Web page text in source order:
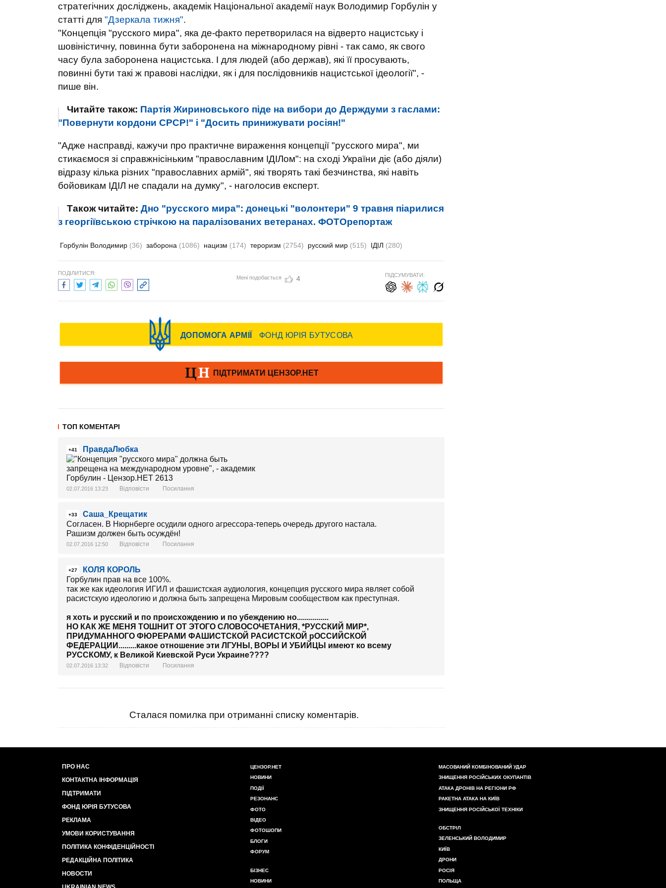
стратегічних досліджень, академік Національної академії наук Володимир Горбулін у
статті для "Дзеркала тижня".
"Концепція "русского мира", яка де-факто перетворилася на відверто нацистську і
шовіністичну, повинна бути заборонена на міжнародному рівні - так само, як свого
часу була заборонена нацистська. І для людей (або держав), які її просувають,
повинні бути такі ж правові наслідки, як і для послідовників нацистської ідеології", -
пише він.
Читайте також: Партія Жириновського піде на вибори до Держдуми з гаслами:
"Повернути кордони СРСР!" і "Досить принижувати росіян!"
"Адже насправді, кажучи про практичне вираження концепції "русского мира", ми
стикаємося зі справжнісіньким "православним ІДІЛом": на сході України діє (або діяли)
відразу кілька різних "православних армій", які творять такі безчинства, які навіть
бойовикам ІДІЛ не спадали на думку", - наголосив експерт.
Також читайте: Дно "русского мира": донецькі "волонтери" 9 травня піарилися
з георгіївською стрічкою на паралізованих ветеранах. ФОТОрепортаж
Горбулін Володимир (36) заборона (1086) нацизм (174) тероризм (2754) русский мир (515) ІДІЛ (280)
ПОДІЛИТИСЯ:
Мені подобається 4 ПІДСУМУВАТИ:
ТОП КОМЕНТАРІ
+41 ПравдаЛюбка
02.07.2016 13:23 Відповісти Посилання
+33
Саша_Крещатик
Согласен. В Нюрнберге осудили одного агрессора-теперь очередь другого настала.
Рашизм должен быть осуждён!
02.07.2016 12:50 Відповісти Посилання
+27
КОЛЯ КОРОЛЬ
Горбулин прав на все 100%.
так же как идеология ИГИЛ и фашистская аудиология, концепция русского мира являет собой
расистскую идеологию и должна быть запрещена Мировым сообществом как преступная.
я хоть и русский и по происхождению и по убеждению но................
НО КАК ЖЕ МЕНЯ ТОШНИТ ОТ ЭТОГО СЛОВОСОЧЕТАНИЯ, *РУССКИЙ МИР*,
ПРИДУМАННОГО ФЮРЕРАМИ ФАШИСТСКОЙ РАСИСТСКОЙ рОССИЙСКОЙ
ФЕДЕРАЦИИ.........какое отношение эти ЛГУНЫ, ВОРЫ И УБИЙЦЫ имеют ко всему
РУССКОМУ, к Великой Киевской Руси Украине????
02.07.2016 13:32 Відповісти Посилання
Сталася помилка при отриманні списку коментарів.
ПРО НАС
КОНТАКТНА ІНФОРМАЦІЯ
ПІДТРИМАТИ
ФОНД ЮРІЯ БУТУСОВА
РЕКЛАМА
УМОВИ КОРИСТУВАННЯ
ПОЛІТИКА КОНФІДЕНЦІЙНОСТІ
РЕДАКЦІЙНА ПОЛІТИКА
НОВОСТИ
ЦЕНЗОР.НЕТ
НОВИНИ
ПОДІЇ
РЕЗОНАНС
ФОТО
ВІДЕО
ФОТОШОПИ
БЛОГИ
ФОРУМ
БІЗНЕС
НОВИНИ
МАСОВАНИЙ КОМБІНОВАНИЙ УДАР
ЗНИЩЕННЯ РОСІЙСЬКИХ ОКУПАНТІВ
АТАКА ДРОНІВ НА РЕГІОНИ РФ
РАКЕТНА АТАКА НА КИЇВ
ЗНИЩЕННЯ РОСІЙСЬКОЇ ТЕХНІКИ
ОБСТРІЛ
ЗЕЛЕНСЬКИЙ ВОЛОДИМИР
КИЇВ
ДРОНИ
РОСІЯ
ПОЛЬЩА